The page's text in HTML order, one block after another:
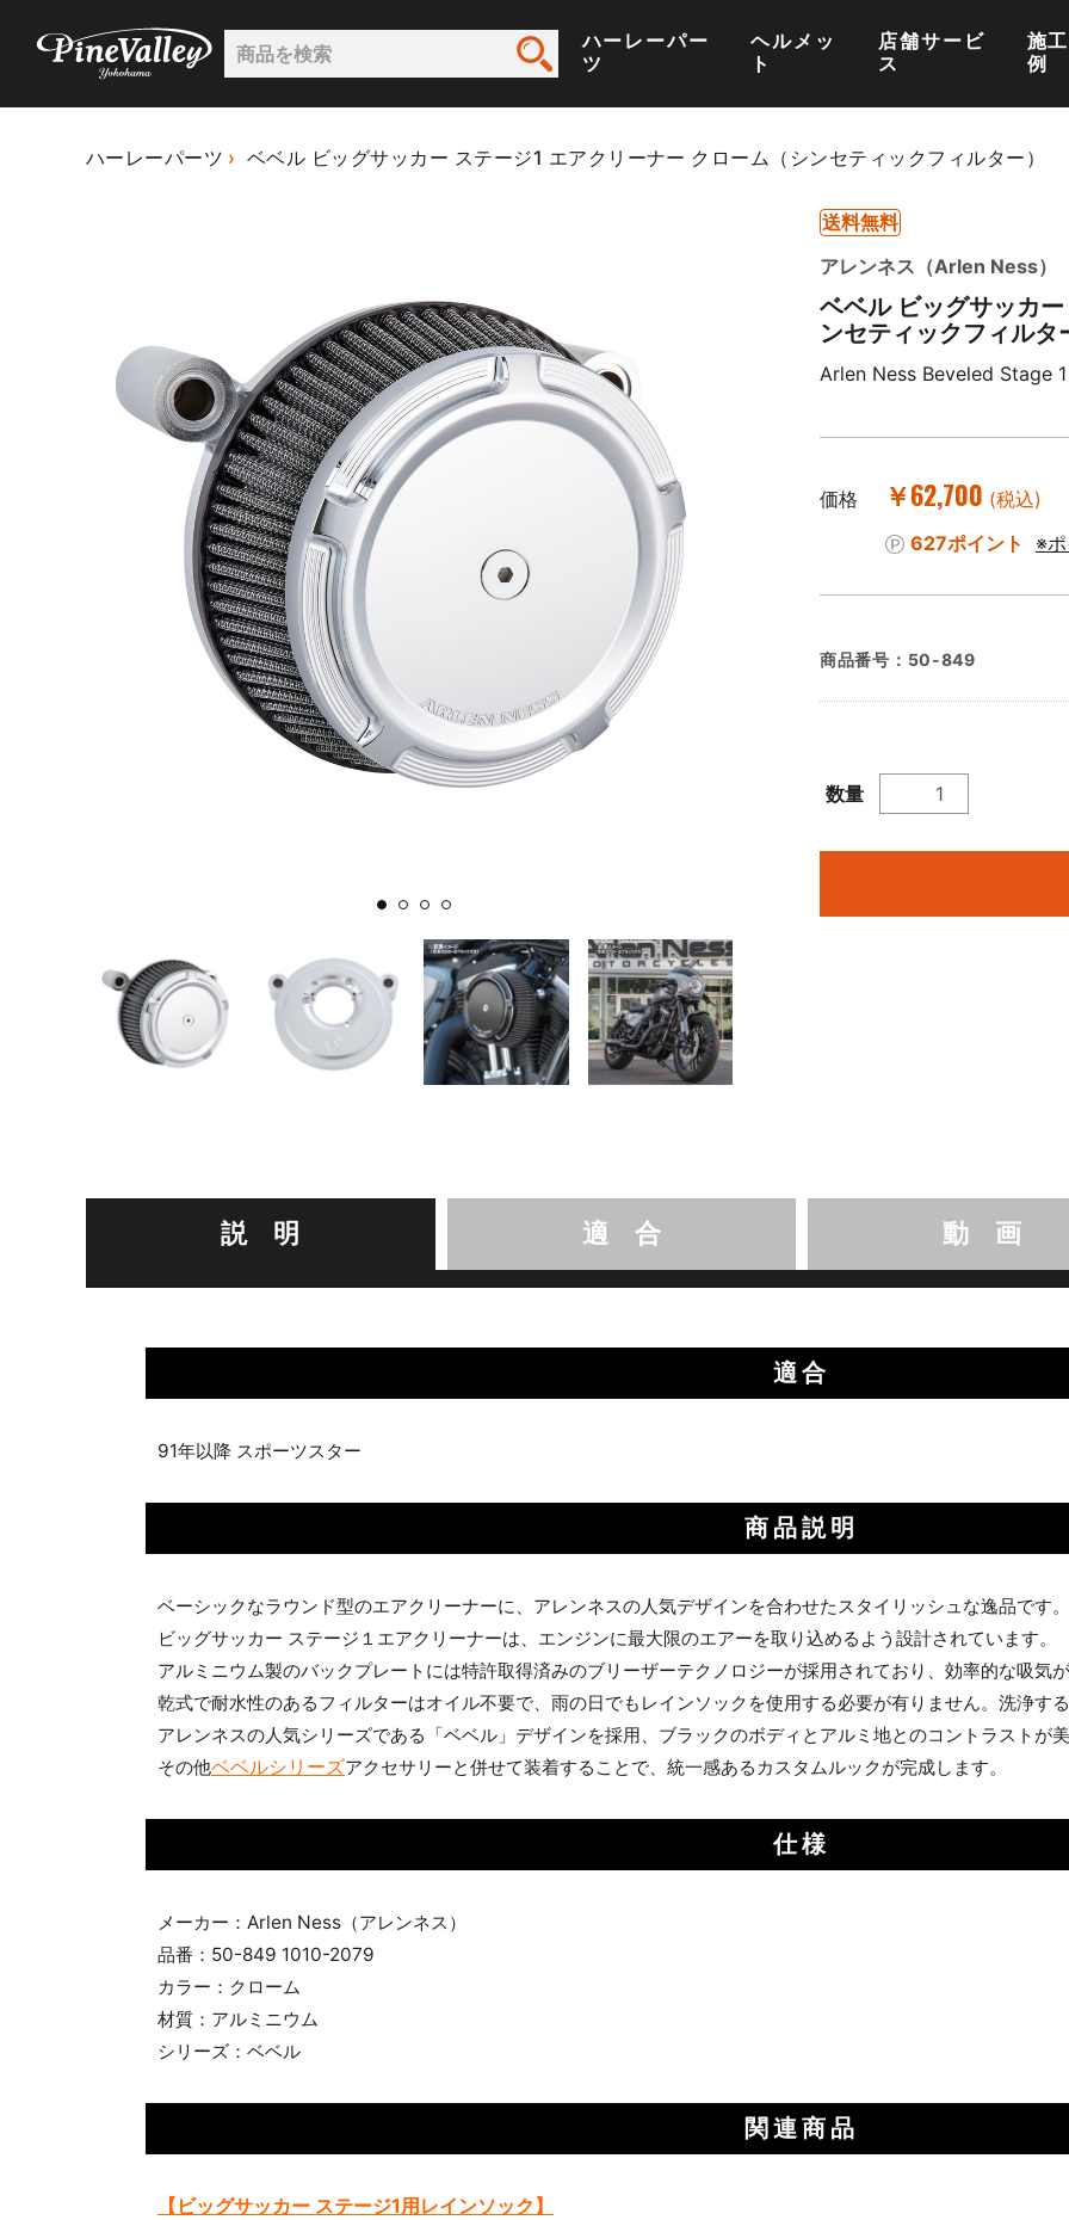
ハーレーパー
ツ
ヘルメッ
ト
店舗サービ
ス
施
例
ハーレーパーツ ベベル ビッグサッカー ステージ1 エアクリーナー クローム（シンセティックフィルター）
送料無料
アレンネス（Arlen Ness）
ベベル ビッグサッカ
ンセティックフィルタ
Arlen Ness Beveled Stage
価格 ￥62,700 (税込)
627ポイント
※
商品番号： 50-849
数量
説 明 適 合 動 画
適合
91年以降 スポーツスター
商品説明
ベーシックなラウンド型のエアクリーナーに、アレンネスの人気デザインを合わせたスタイリッシュな逸品です。
ビッグサッカー ステージ１エアクリーナーは、エンジンに最大限のエアーを取り込めるよう設計されています。
アルミニウム製のバックプレートには特許取得済みのブリーザーテクノロジーが採用されており、効率的な吸気
乾式で耐水性のあるフィルターはオイル不要で、雨の日でもレインソックを使用する必要が有りません。洗浄す
アレンネスの人気シリーズである「ベベル」デザインを採用、ブラックのボディとアルミ地とのコントラストが
その他ベベルシリーズアクセサリーと併せて装着することで、統一感あるカスタムルックが完成します。
仕様
メーカー：Arlen Ness（アレンネス）
品番：50-849 1010-2079
カラー：クローム
材質：アルミニウム
シリーズ：ベベル
関連商品
【ビッグサッカー ステージ1用レインソック】